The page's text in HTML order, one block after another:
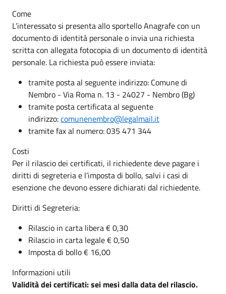
Come
L’interessato si presenta allo sportello Anagrafe con un
documento di identità personale o invia una richiesta
scritta con allegata fotocopia di un documento di identità
personale. La richiesta può essere inviata:
tramite posta al seguente indirizzo: Comune di
Nembro - Via Roma n. 13 - 24027 - Nembro (Bg)
tramite posta certificata al seguente
indirizzo:comunenembro@legalmail.it
tramite fax al numero: 035 471 344
Costi
Per il rilascio dei certificati, il richiedente deve pagare i
diritti di segreteria e l’imposta di bollo, salvi i casi di
esenzione che devono essere dichiarati dal richiedente.
Diritti di Segreteria:
Rilascio in carta libera € 0,30
Rilascio in carta legale € 0,50
Imposta di bollo € 16,00
Informazioni utili
Validità dei certificati: sei mesi dalla data del rilascio.